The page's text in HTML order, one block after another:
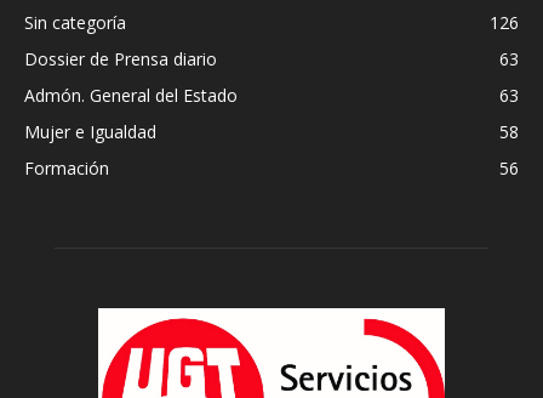
Sin categoría
126
Dossier de Prensa diario
63
Admón. General del Estado
63
Mujer e Igualdad
58
Formación
56